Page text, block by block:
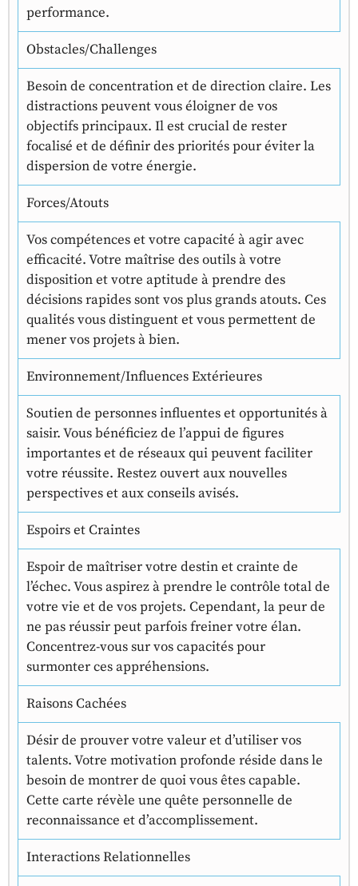
performance.
Obstacles/Challenges
Besoin de concentration et de direction claire. Les
distractions peuvent vous éloigner de vos
objectifs principaux. Il est crucial de rester
focalisé et de définir des priorités pour éviter la
dispersion de votre énergie.
Forces/Atouts
Vos compétences et votre capacité à agir avec
efficacité. Votre maîtrise des outils à votre
disposition et votre aptitude à prendre des
décisions rapides sont vos plus grands atouts. Ces
qualités vous distinguent et vous permettent de
mener vos projets à bien.
Environnement/Influences Extérieures
Soutien de personnes influentes et opportunités à
saisir. Vous bénéficiez de l’appui de figures
importantes et de réseaux qui peuvent faciliter
votre réussite. Restez ouvert aux nouvelles
perspectives et aux conseils avisés.
Espoirs et Craintes
Espoir de maîtriser votre destin et crainte de
l’échec. Vous aspirez à prendre le contrôle total de
votre vie et de vos projets. Cependant, la peur de
ne pas réussir peut parfois freiner votre élan.
Concentrez-vous sur vos capacités pour
surmonter ces appréhensions.
Raisons Cachées
Désir de prouver votre valeur et d’utiliser vos
talents. Votre motivation profonde réside dans le
besoin de montrer de quoi vous êtes capable.
Cette carte révèle une quête personnelle de
reconnaissance et d’accomplissement.
Interactions Relationnelles